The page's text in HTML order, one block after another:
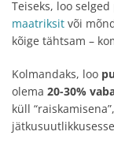
Teiseks, loo selged
maatriksit või
kõige tähtsam –
Kolmandaks, loo
olema 20-30%
küll